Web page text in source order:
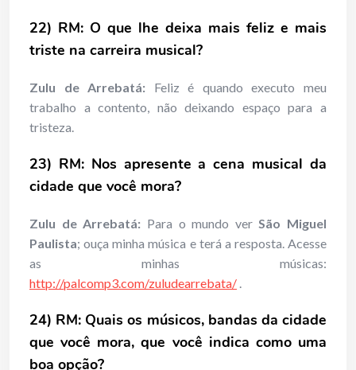
22) RM: O que lhe deixa mais feliz e mais
triste na carreira musical?
Zulu de Arrebatá: Feliz é quando executo meu
trabalho a contento, não deixando espaço para a
tristeza.
23) RM: Nos apresente a cena musical da
cidade que você mora?
Zulu de Arrebatá: Para o mundo verSão Miguel
Paulista; ouça minha música e terá a resposta. Acesse
as minhas músicas:
http://palcomp3.com/zuludearrebata/ .
24) RM: Quais os músicos, bandas da cidade
que você mora, que você indica como uma
boa opção?